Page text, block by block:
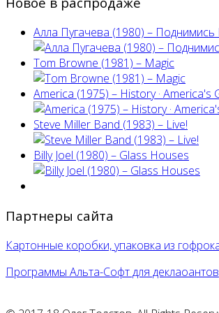
Алла Пугачева (1980) – Поднимись
Tom Browne (1981) – Magic
America (1975) ‎– History · America's
Steve Miller Band ‎(1983) – Live!
Billy Joel (1980) ‎– Glass Houses
Партнеры сайта
Картонные коробки, упаковка из
Программы Альта-Софт для деклаоантов